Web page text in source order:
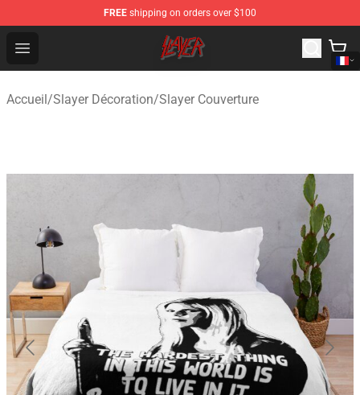
FREE shipping on orders over $100
Open menu
Slayer Store - Official Slayer Merchandise Shop
Accueil/Slayer Décoration/Slayer Couverture